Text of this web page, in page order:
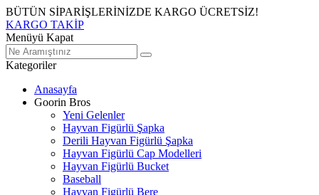
BÜTÜN SİPARİŞLERİNİZDE KARGO ÜCRETSİZ!
KARGO TAKİP
Menüyü Kapat
Kategoriler
Anasayfa
Goorin Bros
Yeni Gelenler
Hayvan Figürlü Şapka
Derili Hayvan Figürlü Şapka
Hayvan Figürlü Cap Modelleri
Hayvan Figürlü Bucket
Baseball
Hayvan Figürlü Bere